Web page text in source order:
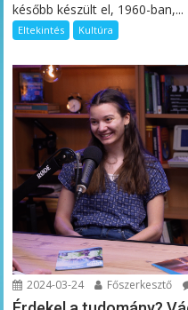
később készült el, 1960-ban,...
Eltekintés Kultúra
2024-03-24 Főszerkesztő